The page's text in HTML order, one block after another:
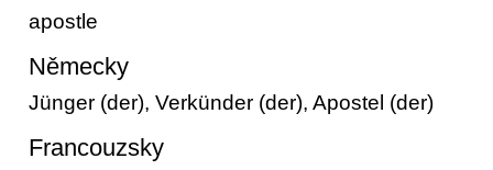
apostle
Německy
Jünger (der), Verkünder (der), Apostel (der)
Francouzsky